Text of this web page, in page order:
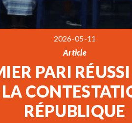
2026-05-11
Article
PARI
LA
RÉPUBLIQUE